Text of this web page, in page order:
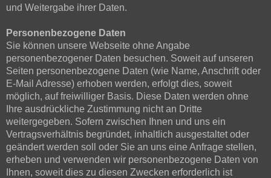
und Weitergabe ihrer Daten.
Personenbezogene Daten
Sie können unsere Webseite ohne Angabe
personenbezogener Daten besuchen. Soweit auf unseren
Seiten personenbezogene Daten (wie Name, Anschrift oder
E-Mail Adresse) erhoben werden, erfolgt dies, soweit
möglich, auf freiwilliger Basis. Diese Daten werden ohne
Ihre ausdrückliche Zustimmung nicht an Dritte
weitergegeben. Sofern zwischen Ihnen und uns ein
Vertragsverhältnis begründet, inhaltlich ausgestaltet oder
geändert werden soll oder Sie an uns eine Anfrage stellen,
erheben und verwenden wir personenbezogene Daten von
Ihnen, soweit dies zu diesen Zwecken erforderlich ist